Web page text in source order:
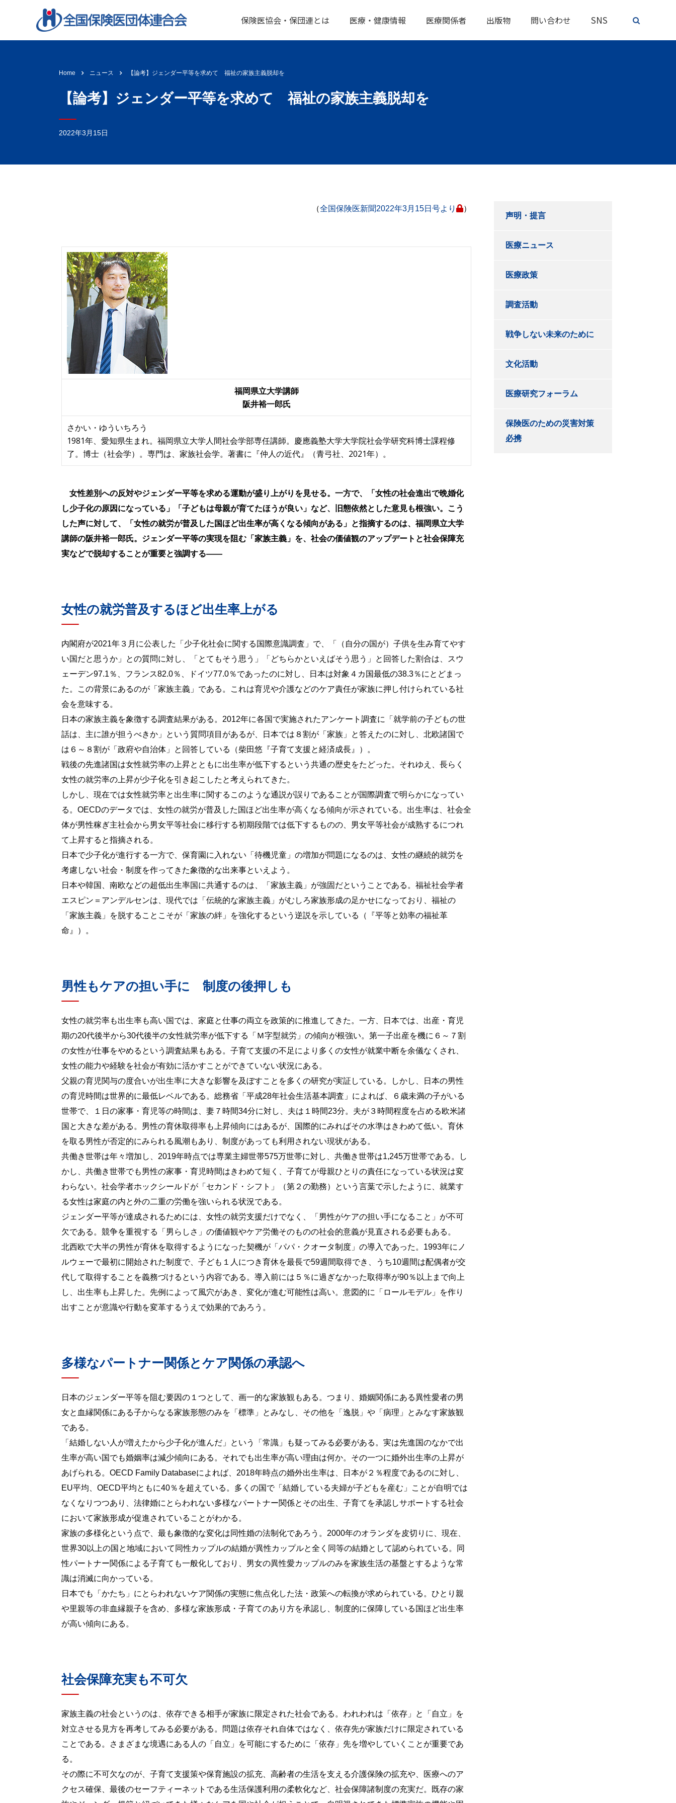
保険医協会・保団連とは 医療・健康情報 医療関係者 出版物 問い合わせ SNS
Home ニュース 【論考】ジェンダー平等を求めて 福祉の家族主義脱却を
【論考】ジェンダー平等を求めて 福祉の家族主義脱却を
2022年3月15日
（全国保険医新聞2022年3月15日号より ）
福岡県立大学講師
阪井裕一郎氏
さかい・ゆういちろう
1981年、愛知県生まれ。福岡県立大学人間社会学部専任講師。慶應義塾大学大学院社会学研究科博士課程修
了。博士（社会学）。専門は、家族社会学。著書に『仲人の近代』（青弓社、2021年）。
女性差別への反対やジェンダー平等を求める運動が盛り上がりを見せる。一方で、「女性の社会進出で晩婚化
し少子化の原因になっている」「子どもは母親が育てたほうが良い」など、旧態依然とした意見も根強い。こう
した声に対して、「女性の就労が普及した国ほど出生率が高くなる傾向がある」と指摘するのは、福岡県立大学
講師の阪井裕一郎氏。ジェンダー平等の実現を阻む「家族主義」を、社会の価値観のアップデートと社会保障充
実などで脱却することが重要と強調する――
女性の就労普及するほど出生率上がる
内閣府が2021年３月に公表した「少子化社会に関する国際意識調査」で、「（自分の国が）子供を生み育てやす
い国だと思うか」との質問に対し、「とてもそう思う」「どちらかといえばそう思う」と回答した割合は、スウ
ェーデン97.1％、フランス82.0％、ドイツ77.0％であったのに対し、日本は対象４カ国最低の38.3％にとどまっ
た。この背景にあるのが「家族主義」である。これは育児や介護などのケア責任が家族に押し付けられている社
会を意味する。
日本の家族主義を象徴する調査結果がある。2012年に各国で実施されたアンケート調査に「就学前の子どもの世
話は、主に誰が担うべきか」という質問項目があるが、日本では８割が「家族」と答えたのに対し、北欧諸国で
は６～８割が「政府や自治体」と回答している（柴田悠『子育て支援と経済成長』）。
戦後の先進諸国は女性就労率の上昇とともに出生率が低下するという共通の歴史をたどった。それゆえ、長らく
女性の就労率の上昇が少子化を引き起こしたと考えられてきた。
しかし、現在では女性就労率と出生率に関するこのような通説が誤りであることが国際調査で明らかになってい
る。OECDのデータでは、女性の就労が普及した国ほど出生率が高くなる傾向が示されている。出生率は、社会全
体が男性稼ぎ主社会から男女平等社会に移行する初期段階では低下するものの、男女平等社会が成熟するにつれ
て上昇すると指摘される。
日本で少子化が進行する一方で、保育園に入れない「待機児童」の増加が問題になるのは、女性の継続的就労を
考慮しない社会・制度を作ってきた象徴的な出来事といえよう。
日本や韓国、南欧などの超低出生率国に共通するのは、「家族主義」が強固だということである。福祉社会学者
エスピン＝アンデルセンは、現代では「伝統的な家族主義」がむしろ家族形成の足かせになっており、福祉の
「家族主義」を脱することこそが「家族の絆」を強化するという逆説を示している（『平等と効率の福祉革
命』）。
男性もケアの担い手に 制度の後押しも
女性の就労率も出生率も高い国では、家庭と仕事の両立を政策的に推進してきた。一方、日本では、出産・育児
期の20代後半から30代後半の女性就労率が低下する「Ｍ字型就労」の傾向が根強い。第一子出産を機に６～７割
の女性が仕事をやめるという調査結果もある。子育て支援の不足により多くの女性が就業中断を余儀なくされ、
女性の能力や経験を社会が有効に活かすことができていない状況にある。
父親の育児関与の度合いが出生率に大きな影響を及ぼすことを多くの研究が実証している。しかし、日本の男性
の育児時間は世界的に最低レベルである。総務省「平成28年社会生活基本調査」によれば、６歳未満の子がいる
世帯で、１日の家事・育児等の時間は、妻７時間34分に対し、夫は１時間23分。夫が３時間程度を占める欧米諸
国と大きな差がある。男性の育休取得率も上昇傾向にはあるが、国際的にみればその水準はきわめて低い。育休
を取る男性が否定的にみられる風潮もあり、制度があっても利用されない現状がある。
共働き世帯は年々増加し、2019年時点では専業主婦世帯575万世帯に対し、共働き世帯は1,245万世帯である。し
かし、共働き世帯でも男性の家事・育児時間はきわめて短く、子育てが母親ひとりの責任になっている状況は変
わらない。社会学者ホックシールドが「セカンド・シフト」（第２の勤務）という言葉で示したように、就業す
る女性は家庭の内と外の二重の労働を強いられる状況である。
ジェンダー平等が達成されるためには、女性の就労支援だけでなく、「男性がケアの担い手になること」が不可
欠である。競争を重視する「男らしさ」の価値観やケア労働そのものの社会的意義が見直される必要もある。
北西欧で大半の男性が育休を取得するようになった契機が「パパ・クオータ制度」の導入であった。1993年にノ
ルウェーで最初に開始された制度で、子ども１人につき育休を最長で59週間取得でき、うち10週間は配偶者が交
代して取得することを義務づけるという内容である。導入前には５％に過ぎなかった取得率が90％以上まで向上
し、出生率も上昇した。先例によって風穴があき、変化が進む可能性は高い。意図的に「ロールモデル」を作り
出すことが意識や行動を変革するうえで効果的であろう。
多様なパートナー関係とケア関係の承認へ
日本のジェンダー平等を阻む要因の１つとして、画一的な家族観もある。つまり、婚姻関係にある異性愛者の男
女と血縁関係にある子からなる家族形態のみを「標準」とみなし、その他を「逸脱」や「病理」とみなす家族観
である。
「結婚しない人が増えたから少子化が進んだ」という「常識」も疑ってみる必要がある。実は先進国のなかで出
生率が高い国でも婚姻率は減少傾向にある。それでも出生率が高い理由は何か。その一つに婚外出生率の上昇が
あげられる。OECD Family Databaseによれば、2018年時点の婚外出生率は、日本が２％程度であるのに対し、
EU平均、OECD平均ともに40％を超えている。多くの国で「結婚している夫婦が子どもを産む」ことが自明では
なくなりつつあり、法律婚にとらわれない多様なパートナー関係とその出生、子育てを承認しサポートする社会
において家族形成が促進されていることがわかる。
家族の多様化という点で、最も象徴的な変化は同性婚の法制化であろう。2000年のオランダを皮切りに、現在、
世界30以上の国と地域において同性カップルの結婚が異性カップルと全く同等の結婚として認められている。同
性パートナー関係による子育ても一般化しており、男女の異性愛カップルのみを家族生活の基盤とするような常
識は消滅に向かっている。
日本でも「かたち」にとらわれないケア関係の実態に焦点化した法・政策への転換が求められている。ひとり親
や里親等の非血縁親子を含め、多様な家族形成・子育てのあり方を承認し、制度的に保障している国ほど出生率
が高い傾向にある。
社会保障充実も不可欠
家族主義の社会というのは、依存できる相手が家族に限定された社会である。われわれは「依存」と「自立」を
対立させる見方を再考してみる必要がある。問題は依存それ自体ではなく、依存先が家族だけに限定されている
ことである。さまざまな境遇にある人の「自立」を可能にするために「依存」先を増やしていくことが重要であ
る。
その際に不可欠なのが、子育て支援策や保育施設の拡充、高齢者の生活を支える介護保険の拡充や、医療へのア
クセス確保、最後のセーフティーネットである生活保護利用の柔軟化など、社会保障諸制度の充実だ。既存の家
声明・提言
医療ニュース
医療政策
調査活動
戦争しない未来のために
文化活動
医療研究フォーラム
保険医のための災害対策
必携